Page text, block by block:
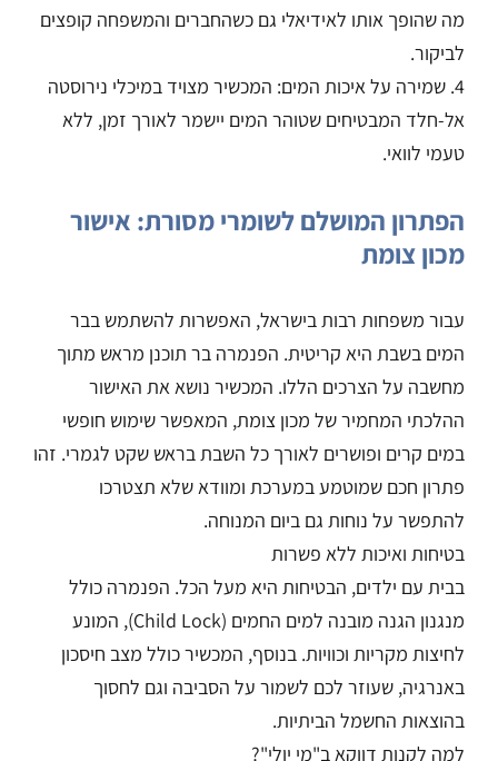
מה שהופך אותו לאידיאלי גם כשהחברים והמשפחה קופצים
לביקור.
4. שמירה על איכות המים: המכשיר מצויד במיכלי נירוסטה
אל-חלד המבטיחים שטוהר המים יישמר לאורך זמן, ללא
טעמי לוואי.
הפתרון המושלם לשומרי מסורת: אישור
מכון צומת
עבור משפחות רבות בישראל, האפשרות להשתמש בבר
המים בשבת היא קריטית. הפנמרה בר תוכנן מראש מתוך
מחשבה על הצרכים הללו. המכשיר נושא את האישור
ההלכתי המחמיר של מכון צומת, המאפשר שימוש חופשי
במים קרים ופושרים לאורך כל השבת בראש שקט לגמרי. זהו
פתרון חכם שמוטמע במערכת ומוודא שלא תצטרכו
להתפשר על נוחות גם ביום המנוחה.
בטיחות ואיכות ללא פשרות
בבית עם ילדים, הבטיחות היא מעל הכל. הפנמרה כולל
מנגנון הגנה מובנה למים החמים (Child Lock), המונע
לחיצות מקריות וכוויות. בנוסף, המכשיר כולל מצב חיסכון
באנרגיה, שעוזר לכם לשמור על הסביבה וגם לחסוך
בהוצאות החשמל הביתיות.
למה לקנות דווקא ב"מי יולי"?